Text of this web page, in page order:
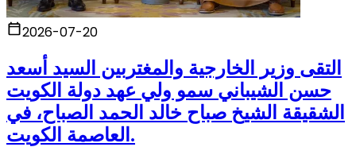
2026-07-20
التقى وزير الخارجية والمغتربين السيد أسعد
حسن الشيباني سمو ولي عهد دولة الكويت
الشقيقة الشيخ صباح خالد الحمد الصباح، في
العاصمة الكويت.